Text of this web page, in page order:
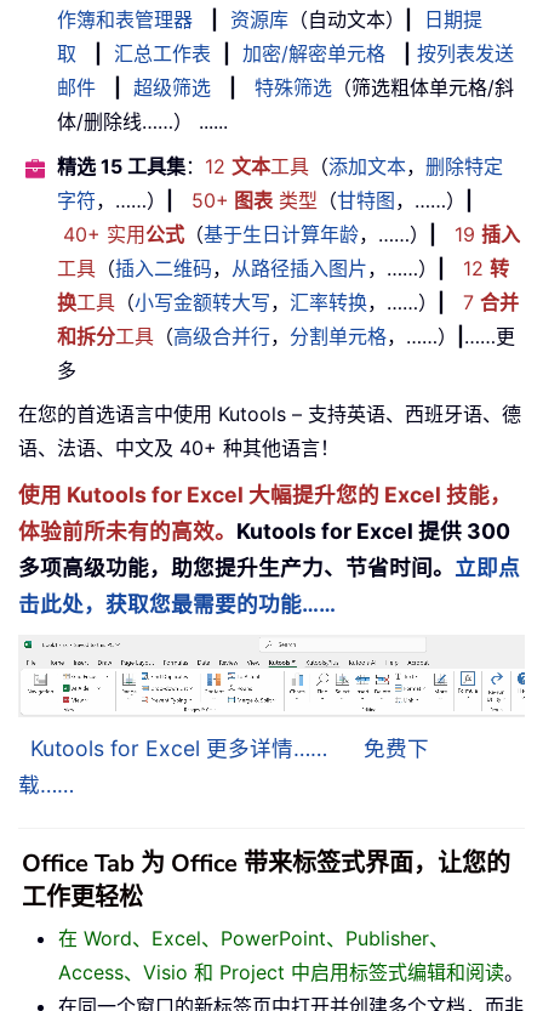
作簿和表管理器
资源库 （自动文本）
日期提
取
汇总工作表 加密/解密单元格
按列表发送
邮件
超级筛选 特殊筛选 （筛选粗体单元格/斜
体/删除线……） ......
精选 15 工具集： 12 文本工具 （添加文本， 删除特定
字符，……） 50+ 图表类型 （甘特图 ，……）
40+ 实用公式 （基于生日计算年龄，……） 19 插入
工具 （插入二维码， 从路径插入图片，……） 12 转
换工具 （小写金额转大写， 汇率转换，……） 7 合并
和拆分工具 （高级合并行， 分割单元格，……）
……更
多
在您的首选语言中使用 Kutools – 支持英语、西班牙语、德
语、法语、中文及 40+ 种其他语言！
使用 Kutools for Excel 大幅提升您的 Excel 技能，
体验前所未有的高效。 Kutools for Excel 提供 300
多项高级功能，助您提升生产力、节省时间。 立即点
击此处，获取您最需要的功能……
Kutools for Excel 更多详情……
免费下
载……
Office Tab 为 Office 带来标签式界面，让您的
工作更轻松
在 Word、Excel、PowerPoint、Publisher、
Access、Visio 和 Project 中启用标签式编辑和阅读。
在同一个窗口的新标签页中打开并创建多个文档，而非